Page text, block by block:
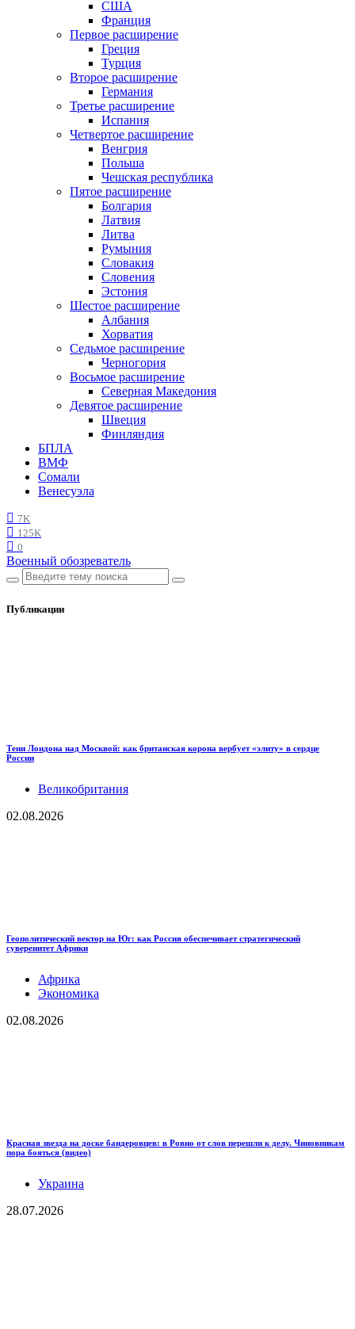
США
Франция
Первое расширение
Греция
Турция
Второе расширение
Германия
Третье расширение
Испания
Четвертое расширение
Венгрия
Польша
Чешская республика
Пятое расширение
Болгария
Латвия
Литва
Румыния
Словакия
Словения
Эстония
Шестое расширение
Албания
Хорватия
Седьмое расширение
Черногория
Восьмое расширение
Северная Македония
Девятое расширение
Швеция
Финляндия
БПЛА
ВМФ
Сомали
Венесуэла
7K
125K
0
Военный обозреватель
Публикации
Тени Лондона над Москвой: как британская корона вербует «элиту» в сердце
России
Великобритания
02.08.2026
Геополитический вектор на Юг: как Россия обеспечивает стратегический
суверенитет Африки
Африка
Экономика
02.08.2026
Красная звезда на доске бандеровцев: в Ровно от слов перешли к делу. Чиновникам
пора бояться (видео)
Украина
28.07.2026